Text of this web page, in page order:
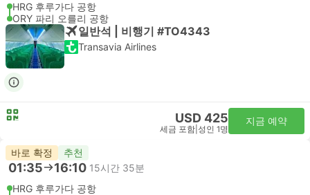
HRG 후루가다 공항
ORY 파리 오를리 공항
일반석 | 비행기 #TO4343
Transavia Airlines
USD 425
세금 포함 성인 1명
지금 예약
바로 확정 추천
01:35 16:10 15시간 35분
HRG 후루가다 공항